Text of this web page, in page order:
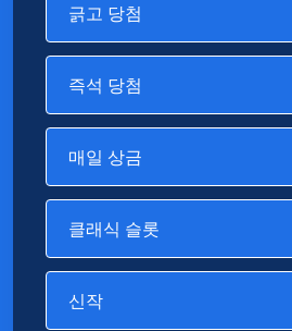
긁고 당첨
즉석 당첨
매일 상금
클래식 슬롯
신작